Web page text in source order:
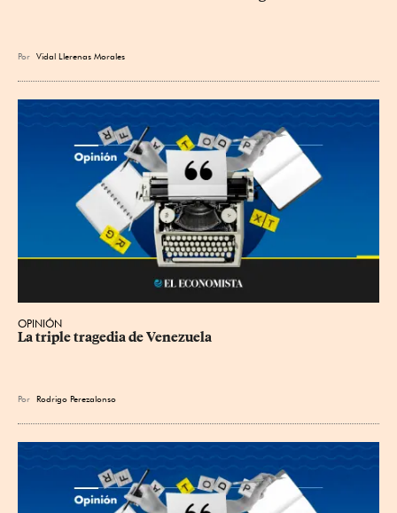
Por Vidal Llerenas Morales
OPINIÓN
La triple tragedia de Venezuela
Por Rodrigo Perezalonso